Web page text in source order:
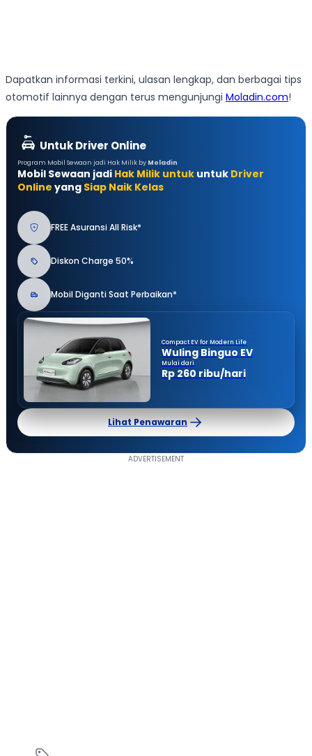
Dapatkan informasi terkini, ulasan lengkap, dan berbagai tips
otomotif lainnya dengan terus mengunjungi Moladin.com!
Untuk Driver Online
Program Mobil Sewaan jadi Hak Milik by Moladin
Mobil Sewaan jadi Hak Milik untuk untuk Driver
Online yang Siap Naik Kelas
FREE Asuransi All Risk*
Diskon Charge 50%
Mobil Diganti Saat Perbaikan*
Compact EV for Modern Life
Wuling Binguo EV
Mulai dari
Rp 260 ribu/hari
Lihat Penawaran